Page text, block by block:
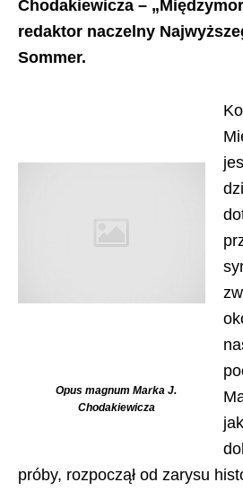
Chodakiewicza –
redaktor naczelny
Sommer.
Opus magnum Marka J.
Chodakiewicza
próby, rozpoczął od zarysu